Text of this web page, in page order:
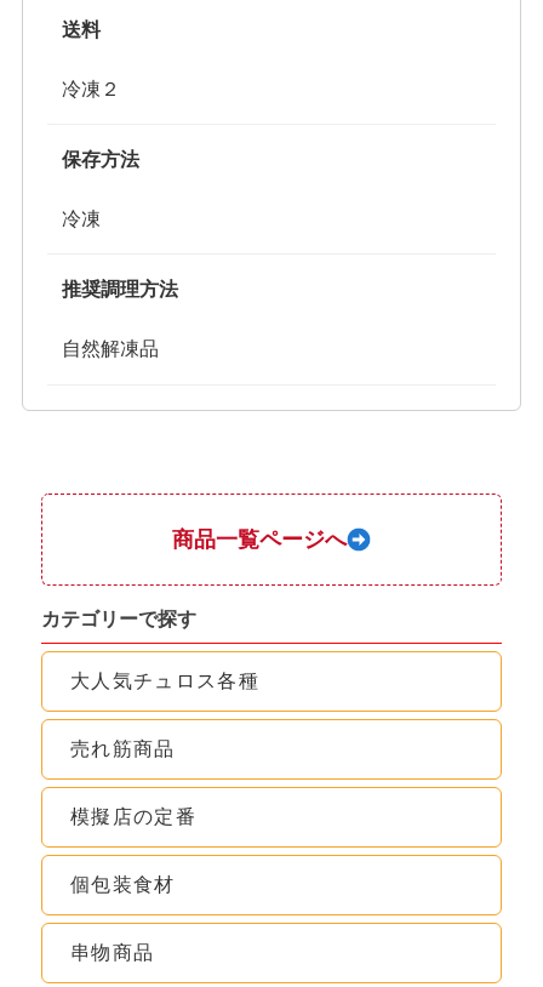
送料
冷凍２
保存方法
冷凍
推奨調理方法
自然解凍品
商品一覧ページへ
カテゴリーで探す
大人気チュロス各種
売れ筋商品
模擬店の定番
個包装食材
串物商品